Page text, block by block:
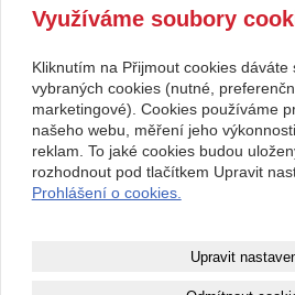
Projekt vychází ze stávajícího
bude stávající niveleta nadvýšena o 60
v tloušťce 250 mm.
Výběrové řízení zde >>>
Zdroj: Ředitelství silnic a dálnic.
Kontakt
Využíváme soubory
Kliknutím na Přijmout cookies dáváte
vybraných cookies (nutné,
marketingové). Cookies používáme
našeho webu, měření jeho
reklam. To jaké cookies budou
rozhodnout pod tlačítkem Upravit
Prohlášení o cookies.
Upravit